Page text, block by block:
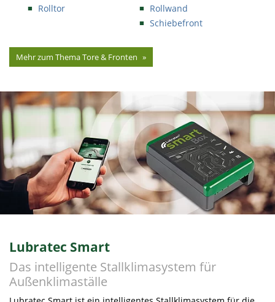
Rolltor
Rollwand
Schiebefront
Mehr zum Thema Tore & Fronten
Lubratec Smart
Das intelligente Stallklimasystem für
Außenklimaställe